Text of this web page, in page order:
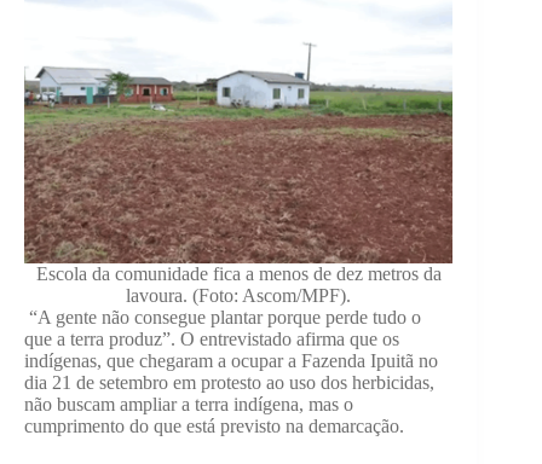
Escola da comunidade fica a menos de dez metros da
lavoura. (Foto: Ascom/MPF).
“A gente não consegue plantar porque perde tudo o
que a terra produz”. O entrevistado afirma que os
indígenas, que chegaram a ocupar a Fazenda Ipuitã no
dia 21 de setembro em protesto ao uso dos herbicidas,
não buscam ampliar a terra indígena, mas o
cumprimento do que está previsto na demarcação.